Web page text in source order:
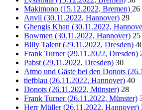
Makimono (15.12.2022, Bremen) 26
Anvil (30.11.2022, Hannover) 29
Ghengis Khan (30.11.2022,
Bowmen (30.11.2022, Hannover) 25
Billy Talent (29.11.2022, Dresden)
Frank Turner (29.11.2022, Dresden)
Pabst (29.11.2022, Dresden) 30
Atmo und Gäste bei den Donots
tiefblau (26.11.2022, Hannover) 40
Donots (26.11.2022, Münster) 28
Frank Turner (26.11.2022, Münster)
Herr Müller (26.11.2022, Hannover)